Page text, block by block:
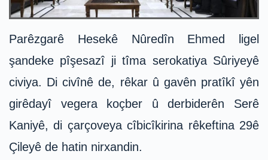
Parêzgarê Hesekê Nûredîn Ehmed ligel
şandeke pîşesazî ji tîma serokatiya Sûriyeyê
civiya. Di civînê de, rêkar û gavên pratîkî yên
girêdayî vegera koçber û derbiderên Serê
Kaniyê, di çarçoveya cîbicîkirina rêkeftina 29ê
Çileyê de hatin nirxandin.